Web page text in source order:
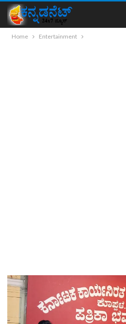
Home Entertainment